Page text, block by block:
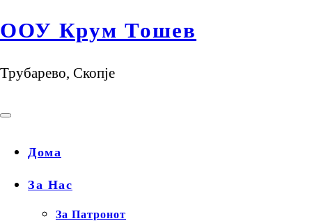
ООУ Крум Тошев
Трубарево, Скопје
Дома
За Нас
За Патронот